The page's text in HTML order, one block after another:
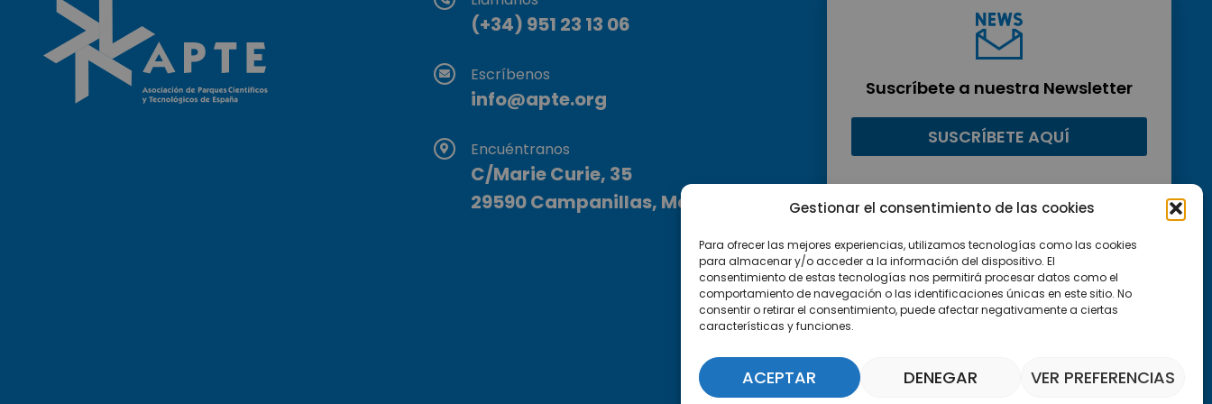
Gestionar el consentimiento de las cookies
Para ofrecer las mejores experiencias, utilizamos tecnologías como las cookies
para almacenar y/o acceder a la información del dispositivo. El
consentimiento de estas tecnologías nos permitirá procesar datos como el
comportamiento de navegación o las identificaciones únicas en este sitio. No
consentir o retirar el consentimiento, puede afectar negativamente a ciertas
características y funciones.
ACEPTAR DENEGAR VER PREFERENCIAS
(+34) 951 23 13 06
Escríbenos
info@apte.org
Encuéntranos
C/Marie Curie, 35
29590 Campanillas, Málaga
Suscríbete a nuestra Newsletter
SUSCRÍBETE AQUÍ